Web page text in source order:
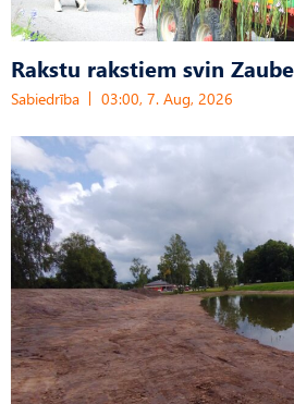
Rakstu rakstiem svin
Sabiedrība 03:00, 7. Aug, 2026